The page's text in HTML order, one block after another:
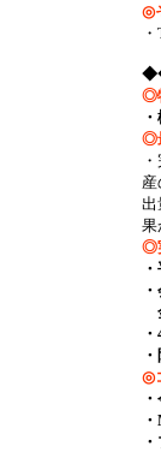
◎
◎
◎
出
果
◎
◎